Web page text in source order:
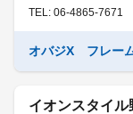
TEL: 06-4865-7671
オバジX フレー
イオンスタイル